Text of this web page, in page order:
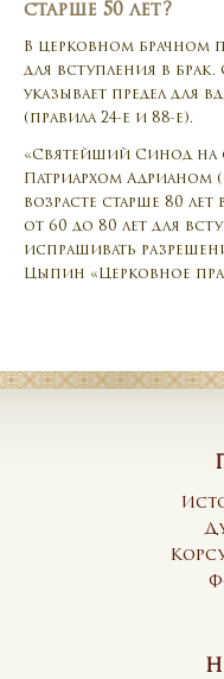
старше 50 лет?
В церковном брачном
для вступления в
указывает предел для
(правила 24-е и 88-е).
«Святейший Синод на
Патриархом Адрианом
возрасте старше 80 лет
от 60 до 80 лет для
испрашивать
Цыпин «Церковное